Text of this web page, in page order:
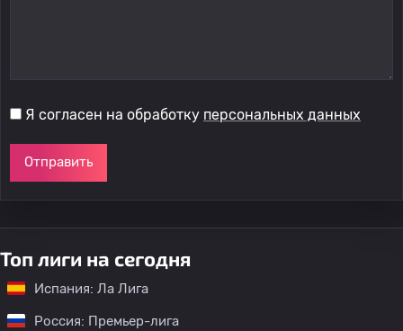
Я согласен на обработку персональных данных
Отправить
Топ лиги на сегодня
Испания: Ла Лига
Россия: Премьер-лига